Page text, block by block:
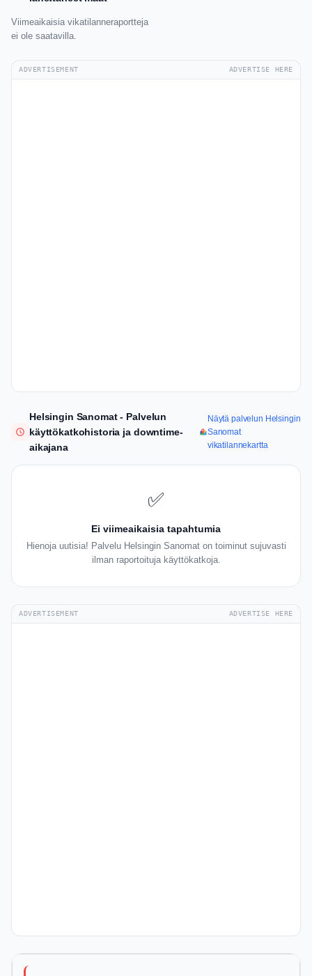
Viimeaikaisia vikatilanneraportteja
ei ole saatavilla.
ADVERTISEMENT ADVERTISE HERE
Helsingin Sanomat - Palvelun
käyttökatkohistoria ja downtime-
aikajana
Näytä palvelun Helsingin
Sanomat
vikatilannekartta
✅
Ei viimeaikaisia tapahtumia
Hienoja uutisia! Palvelu Helsingin Sanomat on toiminut sujuvasti
ilman raportoituja käyttökatkoja.
ADVERTISEMENT ADVERTISE HERE